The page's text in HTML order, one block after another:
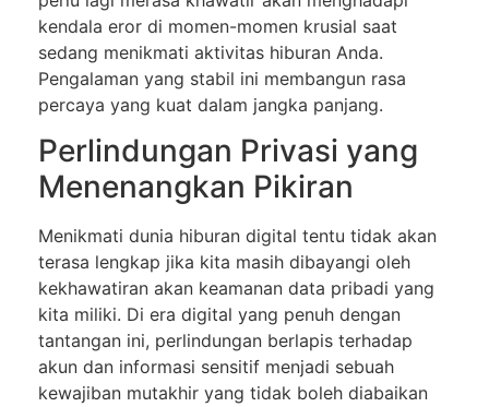
kendala eror di momen-momen krusial saat
sedang menikmati aktivitas hiburan Anda.
Pengalaman yang stabil ini membangun rasa
percaya yang kuat dalam jangka panjang.
Perlindungan Privasi yang
Menenangkan Pikiran
Menikmati dunia hiburan digital tentu tidak akan
terasa lengkap jika kita masih dibayangi oleh
kekhawatiran akan keamanan data pribadi yang
kita miliki. Di era digital yang penuh dengan
tantangan ini, perlindungan berlapis terhadap
akun dan informasi sensitif menjadi sebuah
kewajiban mutakhir yang tidak boleh diabaikan